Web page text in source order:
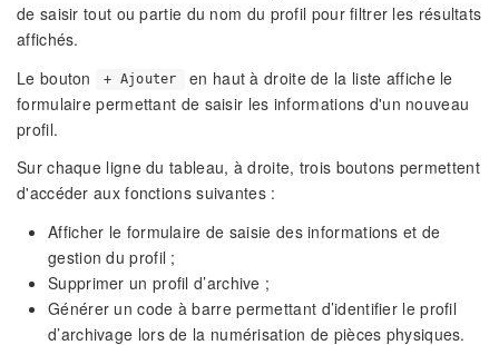
de saisir tout ou partie du nom du profil pour filtrer les résultats
affichés.
Le bouton
+ Ajouter
en haut à droite de la liste affiche le
formulaire permettant de saisir les informations d'un nouveau
profil.
Sur chaque ligne du tableau, à droite, trois boutons permettent
d'accéder aux fonctions suivantes :
Afficher le formulaire de saisie des informations et de
gestion du profil ;
Supprimer un profil d’archive ;
Générer un code à barre permettant d’identifier le profil
d’archivage lors de la numérisation de pièces physiques.